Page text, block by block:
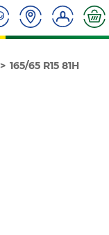
165/65 R15 81H